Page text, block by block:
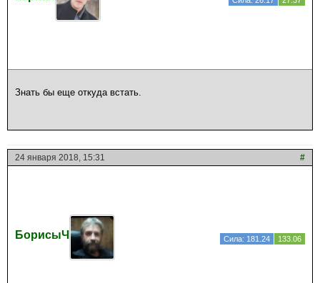
Знать бы еще откуда встать.
24 января 2018, 15:31 #
БорисыЧ Сила: 181.24 133.06